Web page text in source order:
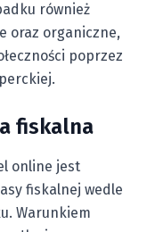
również
oraz organiczne,
poprzez
fiskalna
online jest
fiskalnej wedle
Warunkiem